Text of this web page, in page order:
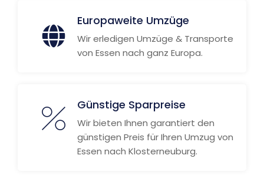
Europaweite Umzüge
Wir erledigen Umzüge & Transporte
von Essen nach ganz Europa.
Günstige Sparpreise
Wir bieten Ihnen garantiert den
günstigen Preis für Ihren Umzug von
Essen nach Klosterneuburg.